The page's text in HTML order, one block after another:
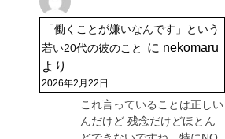
「働くことが嫌いなんです」という
若い20代の彼のこと
に nekomaru
より
2026年2月22日
これ言っていることは正しい
んだけど 残念だけどほとん